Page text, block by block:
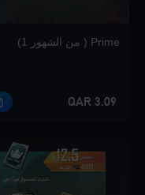
Prime ( من الشهور 1)
3.09 QAR